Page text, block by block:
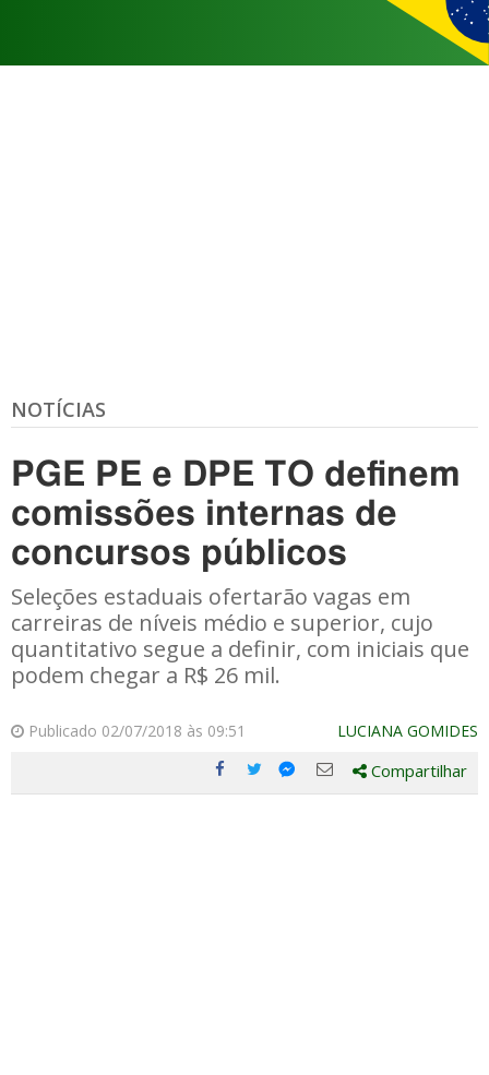
NOTÍCIAS
PGE PE e DPE TO definem
comissões internas de
concursos públicos
Seleções estaduais ofertarão vagas em
carreiras de níveis médio e superior, cujo
quantitativo segue a definir, com iniciais que
podem chegar a R$ 26 mil.
Publicado 02/07/2018 às 09:51 LUCIANA GOMIDES
Compartilhe
Compartilhe
Compartilhe
Compartilhe
Compartilhar